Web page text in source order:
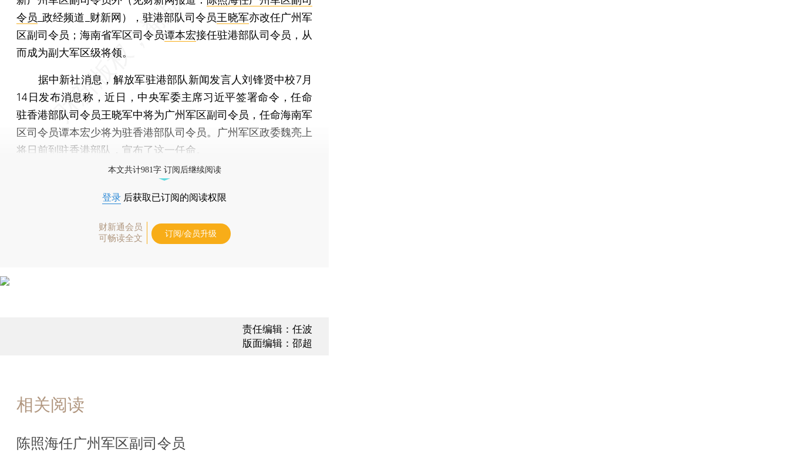
令员 _政经频道_财新网），驻港部队司令员王晓军亦改任广州军
区副司令员；海南省军区司令员谭本宏接任驻港部队司令员，从
而成为副大军区级将领。
据中新社消息，解放军驻港部队新闻发言人刘锋贤中校7月
14日发布消息称，近日，中央军委主席习近平签署命令，任命
驻香港部队司令员王晓军中将为广州军区副司令员，任命海南军
区司令员谭本宏少将为驻香港部队司令员。广州军区政委魏亮上
将日前到驻香港部队，宣布了这一任命。
本文共计981字 订阅后继续阅读
登录 后获取已订阅的阅读权限
财新通会员
可畅读全文
订阅/会员升级
责任编辑：任波
版面编辑：邵超
相关阅读
陈照海任广州军区副司令员